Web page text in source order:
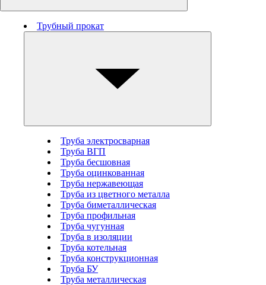
Трубный прокат
Труба электросварная
Труба ВГП
Труба бесшовная
Труба оцинкованная
Труба нержавеющая
Труба из цветного металла
Труба биметаллическая
Труба профильная
Труба чугунная
Труба в изоляции
Труба котельная
Труба конструкционная
Труба БУ
Труба металлическая